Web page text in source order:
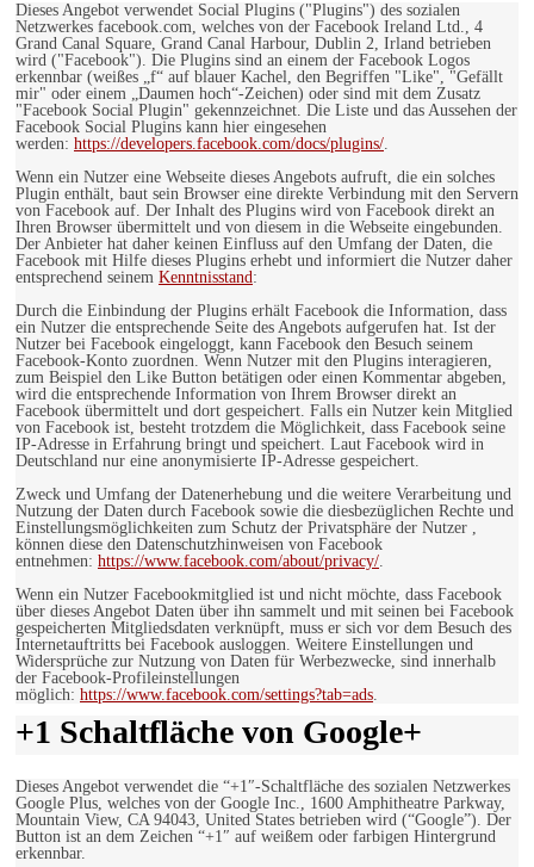
Dieses Angebot verwendet Social Plugins ("Plugins") des sozialen
Netzwerkes facebook.com, welches von der Facebook Ireland Ltd., 4
Grand Canal Square, Grand Canal Harbour, Dublin 2, Irland betrieben
wird ("Facebook"). Die Plugins sind an einem der Facebook Logos
erkennbar (weißes „f“ auf blauer Kachel, den Begriffen "Like", "Gefällt
mir" oder einem „Daumen hoch“-Zeichen) oder sind mit dem Zusatz
"Facebook Social Plugin" gekennzeichnet. Die Liste und das Aussehen der
Facebook Social Plugins kann hier eingesehen
werden: https://developers.facebook.com/docs/plugins/.
Wenn ein Nutzer eine Webseite dieses Angebots aufruft, die ein solches
Plugin enthält, baut sein Browser eine direkte Verbindung mit den Servern
von Facebook auf. Der Inhalt des Plugins wird von Facebook direkt an
Ihren Browser übermittelt und von diesem in die Webseite eingebunden.
Der Anbieter hat daher keinen Einfluss auf den Umfang der Daten, die
Facebook mit Hilfe dieses Plugins erhebt und informiert die Nutzer daher
entsprechend seinem Kenntnisstand:
Durch die Einbindung der Plugins erhält Facebook die Information, dass
ein Nutzer die entsprechende Seite des Angebots aufgerufen hat. Ist der
Nutzer bei Facebook eingeloggt, kann Facebook den Besuch seinem
Facebook-Konto zuordnen. Wenn Nutzer mit den Plugins interagieren,
zum Beispiel den Like Button betätigen oder einen Kommentar abgeben,
wird die entsprechende Information von Ihrem Browser direkt an
Facebook übermittelt und dort gespeichert. Falls ein Nutzer kein Mitglied
von Facebook ist, besteht trotzdem die Möglichkeit, dass Facebook seine
IP-Adresse in Erfahrung bringt und speichert. Laut Facebook wird in
Deutschland nur eine anonymisierte IP-Adresse gespeichert.
Zweck und Umfang der Datenerhebung und die weitere Verarbeitung und
Nutzung der Daten durch Facebook sowie die diesbezüglichen Rechte und
Einstellungsmöglichkeiten zum Schutz der Privatsphäre der Nutzer ,
können diese den Datenschutzhinweisen von Facebook
entnehmen: https://www.facebook.com/about/privacy/.
Wenn ein Nutzer Facebookmitglied ist und nicht möchte, dass Facebook
über dieses Angebot Daten über ihn sammelt und mit seinen bei Facebook
gespeicherten Mitgliedsdaten verknüpft, muss er sich vor dem Besuch des
Internetauftritts bei Facebook ausloggen. Weitere Einstellungen und
Widersprüche zur Nutzung von Daten für Werbezwecke, sind innerhalb
der Facebook-Profileinstellungen
möglich: https://www.facebook.com/settings?tab=ads.
+1 Schaltfläche von Google+
Dieses Angebot verwendet die “+1″-Schaltfläche des sozialen Netzwerkes
Google Plus, welches von der Google Inc., 1600 Amphitheatre Parkway,
Mountain View, CA 94043, United States betrieben wird (“Google”). Der
Button ist an dem Zeichen “+1″ auf weißem oder farbigen Hintergrund
erkennbar.